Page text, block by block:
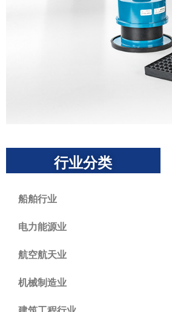
行业分类
船舶行业
电力能源业
航空航天业
机械制造业